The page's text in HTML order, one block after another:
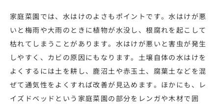
家庭菜園では、水はけのよさもポイントです。水はけが悪
いと梅雨や大雨のときに植物が水没し、根腐れを起こして
枯れてしまうことがあります。水はけが悪いと害虫が発生
しやすく、カビの原因にもなります。土壌自体の水はけを
よくするには土を耕し、鹿沼土や赤玉土、腐葉土などを混
ぜて通気性をよくすれば改善が見込めます。ほかにも、レ
イズドベッドという家庭菜園の部分をレンガや木材で囲